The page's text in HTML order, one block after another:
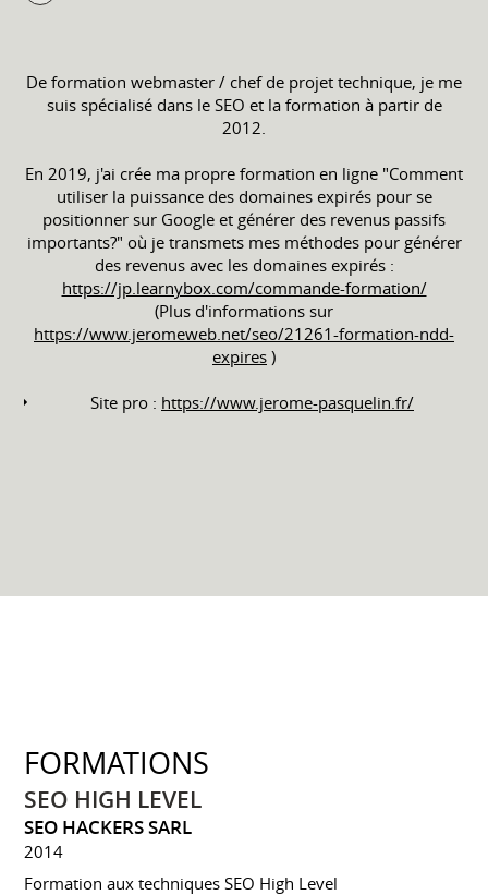
De formation webmaster / chef de projet technique, je me
suis spécialisé dans le SEO et la formation à partir de
2012.
En 2019, j'ai crée ma propre formation en ligne "Comment
utiliser la puissance des domaines expirés pour se
positionner sur Google et générer des revenus passifs
importants?" où je transmets mes méthodes pour générer
des revenus avec les domaines expirés :
https://jp.learnybox.com/commande-formation/
(Plus d'informations sur
https://www.jeromeweb.net/seo/21261-formation-ndd-
expires )
Site pro : https://www.jerome-pasquelin.fr/
FORMATIONS
SEO HIGH LEVEL
SEO HACKERS SARL
2014
Formation aux techniques SEO High Level